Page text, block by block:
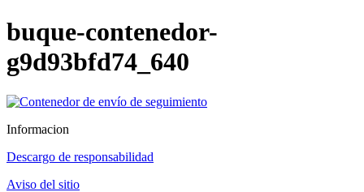
buque-contenedor-
g9d93bfd74_640
Informacion
Descargo de responsabilidad
Aviso del sitio